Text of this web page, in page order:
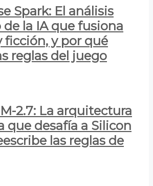
Spark: El análisis
la IA que fusiona
ficción, y por qué
reglas del juego
2.7: La arquitectura
que desafía a Silicon
las reglas de